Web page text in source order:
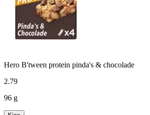
Hero B'tween protein pinda's & chocolade
2.79
96 g